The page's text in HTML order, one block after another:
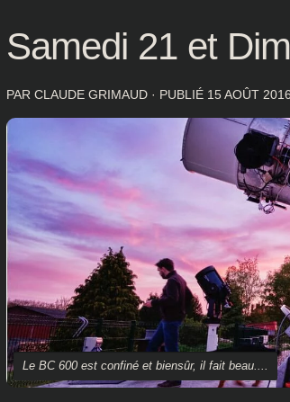
Samedi 21 et
PAR CLAUDE GRIMAUD · PUBLIÉ 15 AOÛT 2016
Le BC 600 est confiné et biensûr, il fait beau....